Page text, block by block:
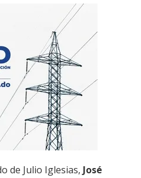
de Julio Iglesias, José